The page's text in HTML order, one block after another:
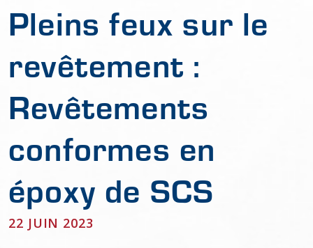
Pleins feux sur le
revêtement :
Revêtements
conformes en
époxy de SCS
22 JUIN 2023